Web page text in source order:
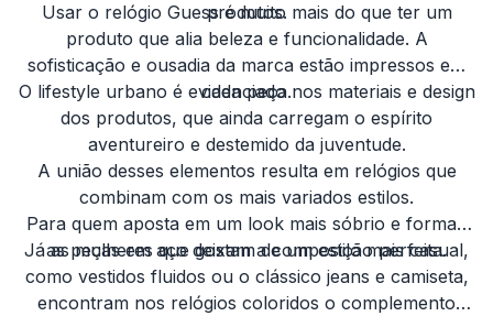
produtos.
Usar o relógio Guess é muito mais do que ter um
produto que alia beleza e funcionalidade. A
sofisticação e ousadia da marca estão impressos em
cada peça.
O lifestyle urbano é evidenciado nos materiais e design
dos produtos, que ainda carregam o espírito
aventureiro e destemido da juventude.
A união desses elementos resulta em relógios que
combinam com os mais variados estilos.
Para quem aposta em um look mais sóbrio e formal,
as peças em aço deixam a composição perfeita.
Já as mulheres que gostam de um estilo mais casual,
como vestidos fluidos ou o clássico jeans e camiseta,
encontram nos relógios coloridos o complemento